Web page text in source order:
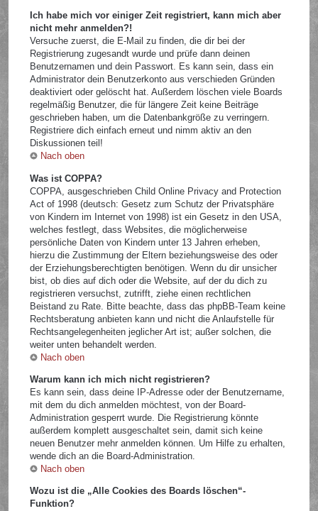
Ich habe mich vor einiger Zeit registriert, kann mich aber
nicht mehr anmelden?!
Versuche zuerst, die E-Mail zu finden, die dir bei der
Registrierung zugesandt wurde und prüfe dann deinen
Benutzernamen und dein Passwort. Es kann sein, dass ein
Administrator dein Benutzerkonto aus verschieden Gründen
deaktiviert oder gelöscht hat. Außerdem löschen viele Boards
regelmäßig Benutzer, die für längere Zeit keine Beiträge
geschrieben haben, um die Datenbankgröße zu verringern.
Registriere dich einfach erneut und nimm aktiv an den
Diskussionen teil!
Nach oben
Was ist COPPA?
COPPA, ausgeschrieben Child Online Privacy and Protection
Act of 1998 (deutsch: Gesetz zum Schutz der Privatsphäre
von Kindern im Internet von 1998) ist ein Gesetz in den USA,
welches festlegt, dass Websites, die möglicherweise
persönliche Daten von Kindern unter 13 Jahren erheben,
hierzu die Zustimmung der Eltern beziehungsweise des oder
der Erziehungsberechtigten benötigen. Wenn du dir unsicher
bist, ob dies auf dich oder die Website, auf der du dich zu
registrieren versuchst, zutrifft, ziehe einen rechtlichen
Beistand zu Rate. Bitte beachte, dass das phpBB-Team keine
Rechtsberatung anbieten kann und nicht die Anlaufstelle für
Rechtsangelegenheiten jeglicher Art ist; außer solchen, die
weiter unten behandelt werden.
Nach oben
Warum kann ich mich nicht registrieren?
Es kann sein, dass deine IP-Adresse oder der Benutzername,
mit dem du dich anmelden möchtest, von der Board-
Administration gesperrt wurde. Die Registrierung könnte
außerdem komplett ausgeschaltet sein, damit sich keine
neuen Benutzer mehr anmelden können. Um Hilfe zu erhalten,
wende dich an die Board-Administration.
Nach oben
Wozu ist die „Alle Cookies des Boards löschen“-
Funktion?